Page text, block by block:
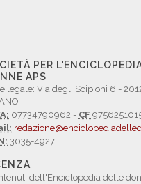
PER
APS
legale: Via degli Scipioni 6 -
07734790962 - CF
3035-4927
dell'Enciclopedia delle